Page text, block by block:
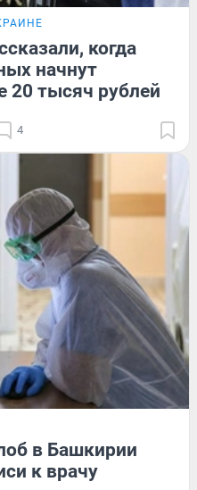
когда
начнут
20 тысяч рублей
4
в Башкирии
к врачу